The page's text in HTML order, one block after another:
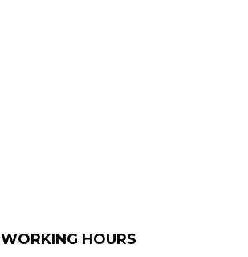
WORKING HOURS